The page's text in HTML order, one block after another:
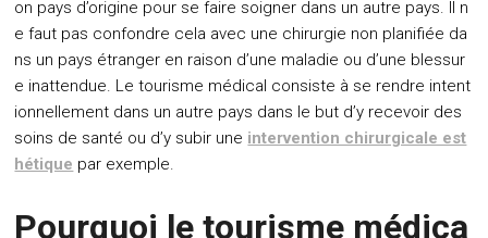
on pays d’origine pour se faire soigner dans un autre pays. Il n
e faut pas confondre cela avec une chirurgie non planifiée da
ns un pays étranger en raison d’une maladie ou d’une blessur
e inattendue. Le tourisme médical consiste à se rendre intent
ionnellement dans un autre pays dans le but d’y recevoir des
soins de santé ou d’y subir une intervention chirurgicale est
hétique par exemple.
Pourquoi le tourisme médica